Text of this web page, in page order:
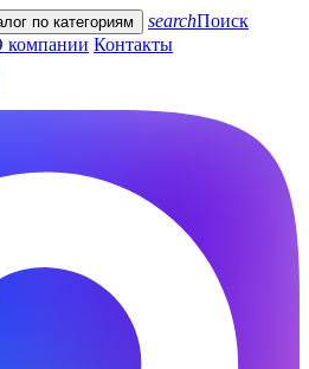
по категориям searchПоиск
компании Контакты